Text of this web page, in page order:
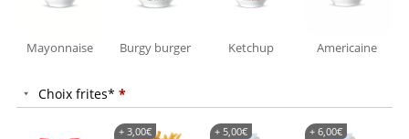
Mayonnaise Burgy burger Ketchup Americaine
Choix frites* *
+ 3,00€ + 5,00€ + 6,00€